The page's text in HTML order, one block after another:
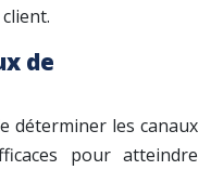
de
déterminer les canaux
pour atteindre